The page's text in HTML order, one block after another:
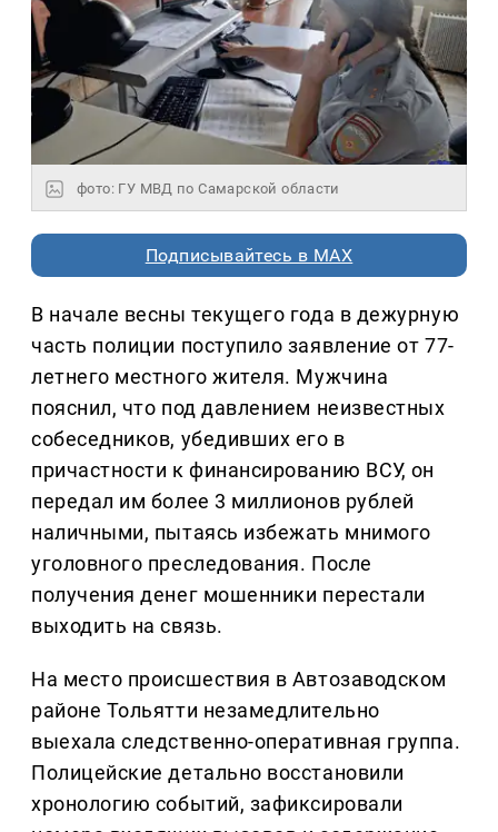
фото: ГУ МВД по Самарской области
Подписывайтесь в MAX
В начале весны текущего года в дежурную
часть полиции поступило заявление от 77-
летнего местного жителя. Мужчина
пояснил, что под давлением неизвестных
собеседников, убедивших его в
причастности к финансированию ВСУ, он
передал им более 3 миллионов рублей
наличными, пытаясь избежать мнимого
уголовного преследования. После
получения денег мошенники перестали
выходить на связь.
На место происшествия в Автозаводском
районе Тольятти незамедлительно
выехала следственно-оперативная группа.
Полицейские детально восстановили
хронологию событий, зафиксировали